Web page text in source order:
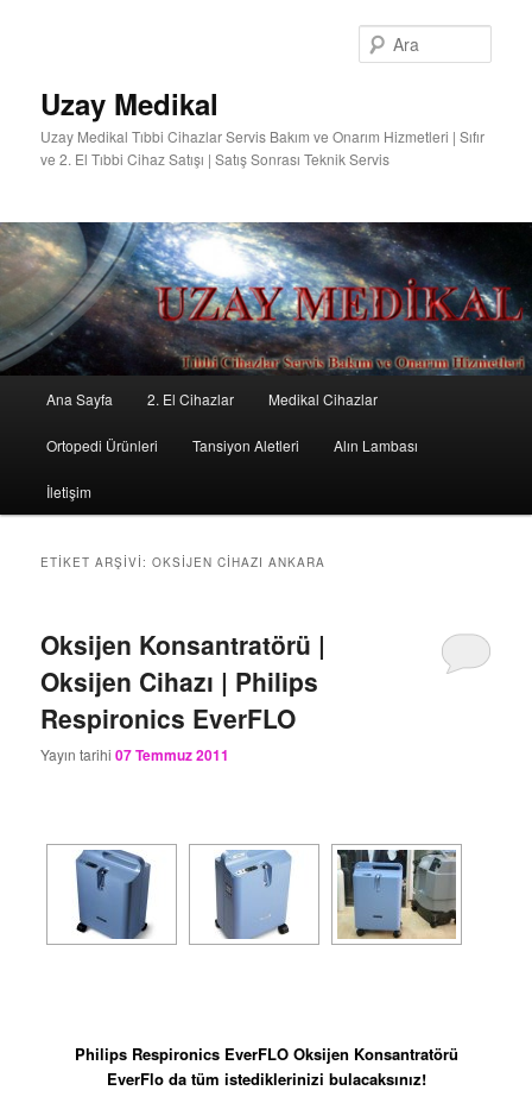
Uzay Medikal
Uzay Medikal Tıbbi Cihazlar Servis Bakım ve Onarım Hizmetleri | Sıfır
ve 2. El Tıbbi Cihaz Satışı | Satış Sonrası Teknik Servis
Birincil
içeriğe
geç
İkincil
içeriğe
geç
Ana Sayfa 2. El Cihazlar Medikal Cihazlar
Ortopedi Ürünleri Tansiyon Aletleri Alın Lambası
İletişim
ETIKET ARŞIVI:OKSIJEN CIHAZI ANKARA
Oksijen Konsantratörü |
Oksijen Cihazı | Philips
Respironics EverFLO
Yayın tarihi07 Temmuz 2011
Philips Respironics EverFLO Oksijen Konsantratörü
EverFlo da tüm istediklerinizi bulacaksınız!